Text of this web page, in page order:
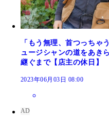
「もう無理、首つっちゃ
ュージシャンの道をあき
継ぐまで【店主の休日】
2023年06月03日 08:00